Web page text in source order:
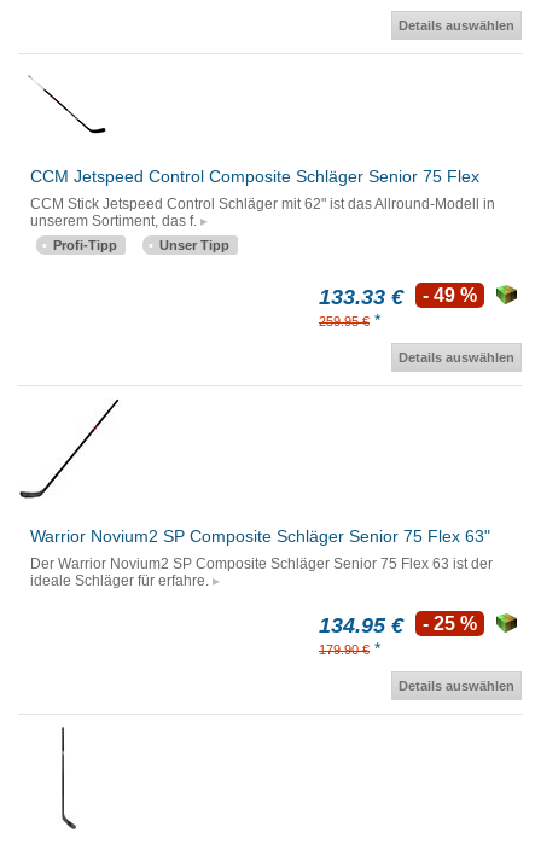
Details auswählen
CCM Jetspeed Control Composite Schläger Senior 75 Flex
CCM Stick Jetspeed Control Schläger mit 62" ist das Allround-Modell in
unserem Sortiment, das f.
Profi-Tipp Unser Tipp
133.33 €
259.95 € *
- 49 %
Details auswählen
Warrior Novium2 SP Composite Schläger Senior 75 Flex 63"
Der Warrior Novium2 SP Composite Schläger Senior 75 Flex 63 ist der
ideale Schläger für erfahre.
134.95 €
179.90 € *
- 25 %
Details auswählen